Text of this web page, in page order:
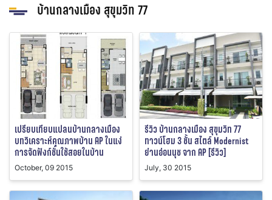
บ้านกลางเมือง สุขุมวิท 77
เปรียบเทียบแปลนบ้านกลางเมือง
บทวิเคราะห์คุณภาพบ้าน AP ในแง่
การจัดฟังก์ชั่นใช้สอยในบ้าน
October, 09 2015
รีวิว บ้านกลางเมือง สุขุมวิท 77
ทาวน์โฮม 3 ชั้น สไตล์ Modernist
ย่านอ่อนนุช จาก AP [รีวิว]
July, 30 2015